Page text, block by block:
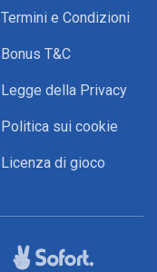
Termini e Condizioni
Bonus T&C
Legge della Privacy
Politica sui cookie
Licenza di gioco